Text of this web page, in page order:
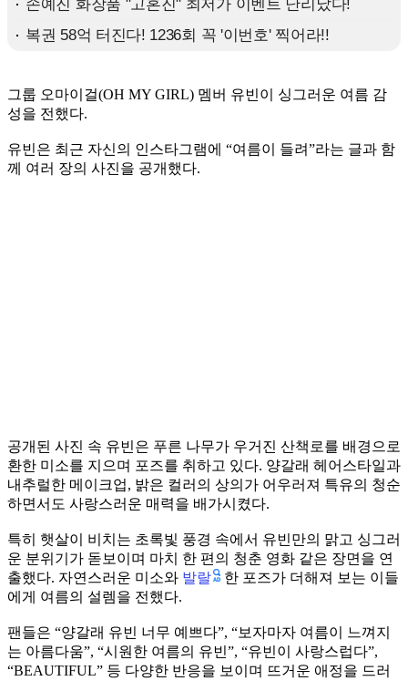
그룹 오마이걸(OH MY GIRL) 멤버 유빈이 싱그러운 여름 감
성을 전했다.
유빈은 최근 자신의 인스타그램에 “여름이 들려”라는 글과 함
께 여러 장의 사진을 공개했다.
공개된 사진 속 유빈은 푸른 나무가 우거진 산책로를 배경으로
환한 미소를 지으며 포즈를 취하고 있다. 양갈래 헤어스타일과
내추럴한 메이크업, 밝은 컬러의 상의가 어우러져 특유의 청순
하면서도 사랑스러운 매력을 배가시켰다.
특히 햇살이 비치는 초록빛 풍경 속에서 유빈만의 맑고 싱그러
운 분위기가 돋보이며 마치 한 편의 청춘 영화 같은 장면을 연
출했다. 자연스러운 미소와 발랄
한 포즈가 더해져 보는 이들
에게 여름의 설렘을 전했다.
팬들은 “양갈래 유빈 너무 예쁘다”, “보자마자 여름이 느껴지
는 아름다움”, “시원한 여름의 유빈”, “유빈이 사랑스럽다”,
“BEAUTIFUL” 등 다양한 반응을 보이며 뜨거운 애정을 드러